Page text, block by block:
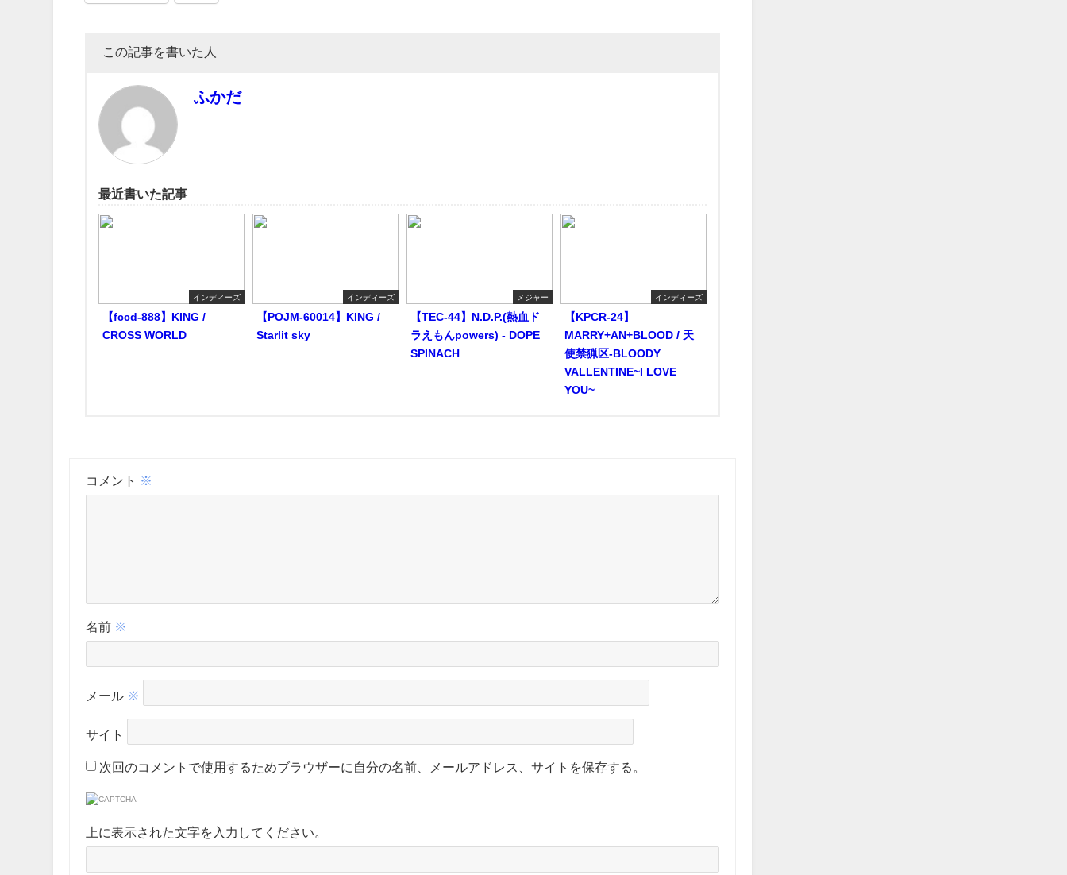
この記事を書いた人
ふかだ
最近書いた記事
インディーズ
【fccd-888】KING /
CROSS WORLD
インディーズ
【POJM-60014】KING /
Starlit sky
メジャー
【TEC-44】N.D.P.(熱血ド
ラえもんpowers) - DOPE
SPINACH
インディーズ
【KPCR-24】
MARRY+AN+BLOOD / 天
使禁猟区-BLOODY
VALLENTINE~I LOVE
YOU~
コメント ※
名前 ※
メール ※
サイト
次回のコメントで使用するためブラウザーに自分の名前、メールアドレス、サイトを保存する。
上に表示された文字を入力してください。